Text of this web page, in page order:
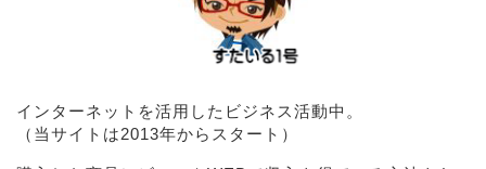
インターネットを活用したビジネス活動中。
（当サイトは2013年からスタート）